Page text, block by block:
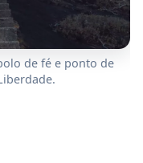
de fé e ponto de